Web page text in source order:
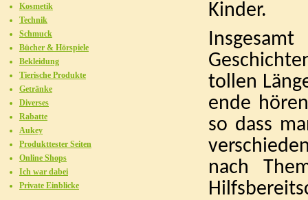
Kinder.
tollen
ende
so dass
nach
Kosmetik
Technik
Schmuck
Bücher & Hörspiele
Bekleidung
Tierische Produkte
Getränke
Diverses
Rabatte
Aukey
Produkttester Seiten
Online Shops
Ich war dabei
Private Einblicke